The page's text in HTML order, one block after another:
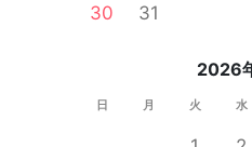
30
31
2026
日 月 火 水